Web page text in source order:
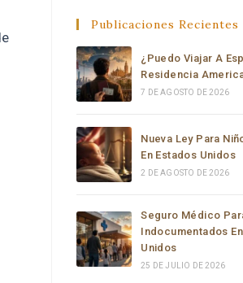
their immigration
everything went very well.
I sincerely recommend the
anyone who needs help with
immigration matters. Thank
much for your support and
dedication.
Publicaciones Recientes
¿Puedo Viajar A
Residencia
7 DE AGOSTO DE 2026
Nueva Ley Para
En Estados Unidos
2 DE AGOSTO DE 2026
Seguro Médico
Indocumentados
Unidos
25 DE JULIO DE 2026